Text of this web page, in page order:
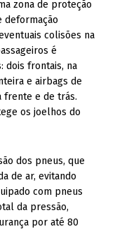
zona de proteção
deformação
colisões na
é
dois frontais, na
e airbags de
frente e de trás.
os joelhos do
dos pneus, que
de ar, evitando
com pneus
da pressão,
por até 80